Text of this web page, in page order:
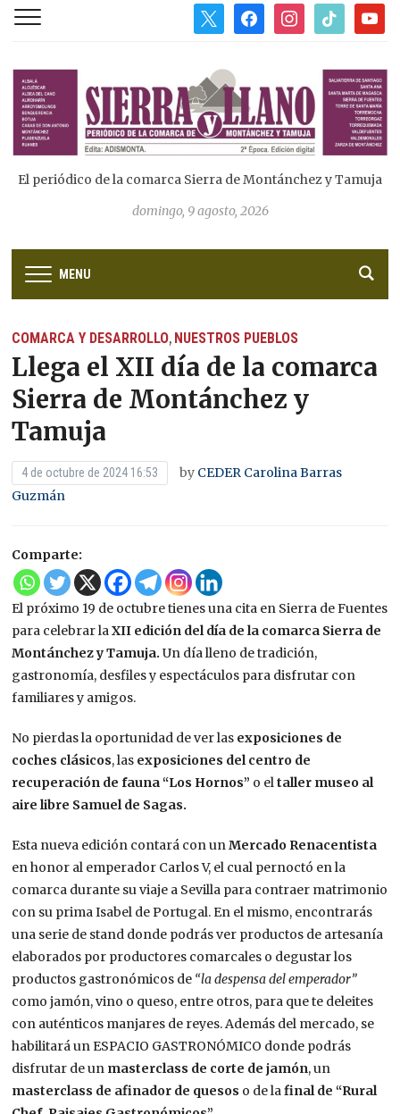
facebookinstagram
tiktok
El periódico de la comarca Sierra de Montánchez y Tamuja
domingo, 9 agosto, 2026
MENU
COMARCA Y DESARROLLO, NUESTROS PUEBLOS
Llega el XII día de la comarca
Sierra de Montánchez y
Tamuja
4 de octubre de 2024 16:53 by CEDER Carolina Barras
Guzmán
Comparte:
El próximo 19 de octubre tienes una cita en Sierra de Fuentes
para celebrar laXII edición del día de la comarca Sierra de
Montánchez y Tamuja. Un día lleno de tradición,
gastronomía, desfiles y espectáculos para disfrutar con
familiares y amigos.
No pierdas la oportunidad de ver las exposiciones de
coches clásicos, las exposiciones del centro de
recuperación de fauna “Los Hornos” o eltaller museo al
aire libre Samuel de Sagas.
Esta nueva edición contará con unMercado Renacentista
en honor al emperador Carlos V, el cual pernoctó en la
comarca durante su viaje a Sevilla para contraer matrimonio
con su prima Isabel de Portugal. En el mismo, encontrarás
una serie de stand donde podrás ver productos de artesanía
elaborados por productores comarcales o degustar los
productos gastronómicos de “la despensa del emperador”
como jamón, vino o queso, entre otros, para que te deleites
con auténticos manjares de reyes. Además del mercado, se
habilitará un ESPACIO GASTRONÓMICO donde podrás
disfrutar de un masterclass de corte de jamón, un
masterclass de afinador de quesos o de lafinal de “Rural